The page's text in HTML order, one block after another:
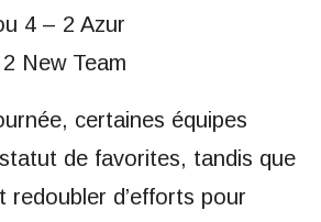
4 – 2 Azur
New Team
certaines équipes
de favorites, tandis que
redoubler d’efforts pour